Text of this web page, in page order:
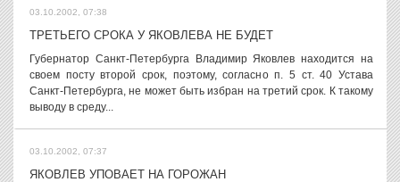
03.10.2002, 07:38
ТРЕТЬЕГО СРОКА У ЯКОВЛЕВА НЕ БУДЕТ
Губернатор Санкт-Петербурга Владимир Яковлев находится на
своем посту второй срок, поэтому, согласно п. 5 ст. 40 Устава
Санкт-Петербурга, не может быть избран на третий срок. К такому
выводу в среду...
03.10.2002, 07:37
ЯКОВЛЕВ УПОВАЕТ НА ГОРОЖАН